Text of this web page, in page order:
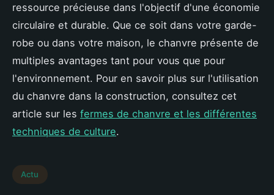
ressource précieuse dans l'objectif d'une économie
circulaire et durable. Que ce soit dans votre garde-
robe ou dans votre maison, le chanvre présente de
multiples avantages tant pour vous que pour
l'environnement. Pour en savoir plus sur l'utilisation
du chanvre dans la construction, consultez cet
article sur les fermes de chanvre et les différentes
techniques de culture.
Actu